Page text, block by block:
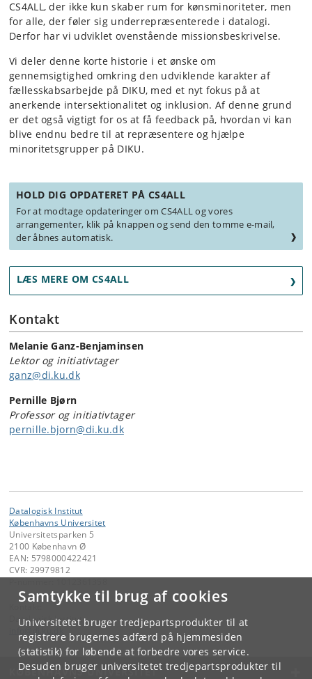
Samtykke til brug af cookies
Universitetet bruger tredjepartsprodukter til at
registrere brugernes adfærd på hjemmesiden
(statistik) for løbende at forbedre vores service.
Desuden bruger universitetet tredjepartsprodukter til
CS4ALL, der ikke kun skaber rum for kønsminoriteter, men
for alle, der føler sig underrepræsenterede i datalogi.
Derfor har vi udviklet ovenstående missionsbeskrivelse.
Vi deler denne korte historie i et ønske om
gennemsigtighed omkring den udviklende karakter af
fællesskabsarbejde på DIKU, med et nyt fokus på at
anerkende intersektionalitet og inklusion. Af denne grund
er det også vigtigt for os at få feedback på, hvordan vi kan
blive endnu bedre til at repræsentere og hjælpe
minoritetsgrupper på DIKU.
HOLD DIG OPDATERET PÅ CS4ALL
For at modtage opdateringer om CS4ALL og vores
arrangementer, klik på knappen og send den tomme e-mail,
der åbnes automatisk.
LÆS MERE OM CS4ALL
Kontakt
Melanie Ganz-Benjaminsen
Lektor og initiativtager
ganz@di.ku.dk
Pernille Bjørn
Professor og initiativtager
pernille.bjorn@di.ku.dk
Datalogisk Institut
Københavns Universitet
Universitetsparken 5
2100 København Ø
EAN: 5798000422421
CVR: 29979812
Datalogisk Institut
KØBENHAVNS UNIVERSITET